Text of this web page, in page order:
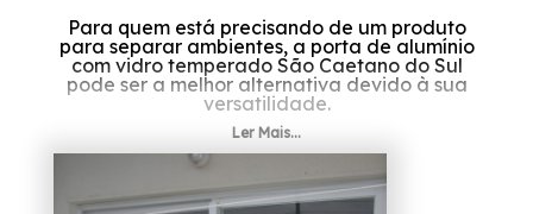
Para quem está precisando de um produto
para separar ambientes, a porta de alumínio
com vidro temperado São Caetano do Sul
pode ser a melhor alternativa devido à sua
versatilidade.
Encontre mais informações
sobre porta de alumínio com
Ler Mais...